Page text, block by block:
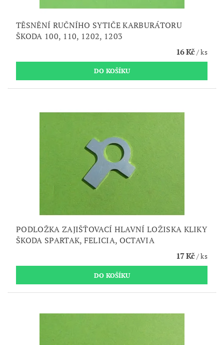
TĚSNĚNÍ RUČNÍHO SYTIČE KARBURÁTORU
ŠKODA 100, 110, 1202, 1203
16 Kč/ ks
PODLOŽKA ZAJIŠŤOVACÍ HLAVNÍ LOŽISKA KLIKY
ŠKODA SPARTAK, FELICIA, OCTAVIA
17 Kč/ ks